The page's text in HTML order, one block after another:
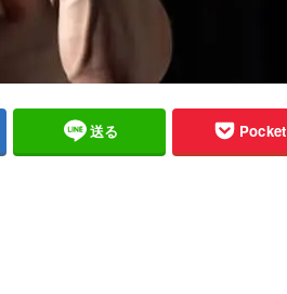
送る Pocket